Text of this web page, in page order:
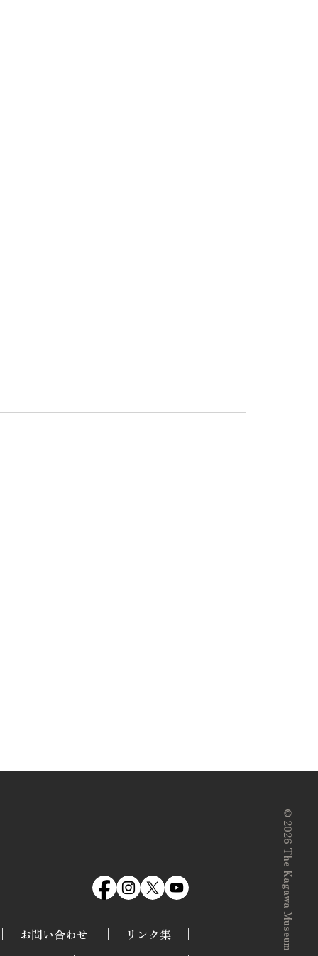
お問い合わせ
リンク集
©
2026
The Kagawa Museum